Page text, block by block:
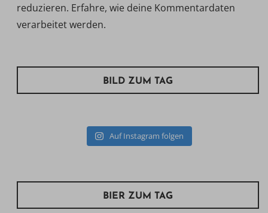
reduzieren. Erfahre, wie deine Kommentardaten
verarbeitet werden.
BILD ZUM TAG
Auf Instagram folgen
BIER ZUM TAG